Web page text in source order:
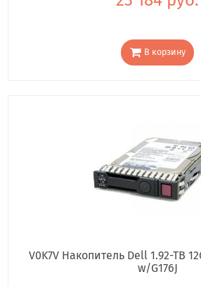
В корзину
V0K7V Накопитель Dell 1.92-TB
w/G176J